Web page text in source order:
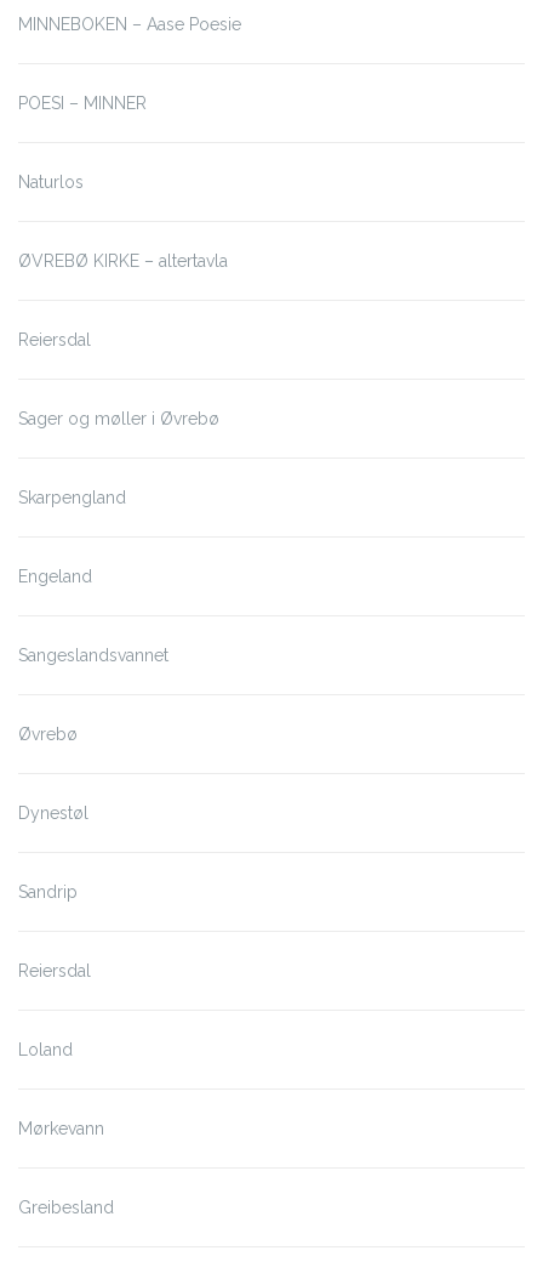
MINNEBOKEN – Aase Poesie
POESI – MINNER
Naturlos
ØVREBØ KIRKE – altertavla
Reiersdal
Sager og møller i Øvrebø
Skarpengland
Engeland
Sangeslandsvannet
Øvrebø
Dynestøl
Sandrip
Reiersdal
Loland
Mørkevann
Greibesland